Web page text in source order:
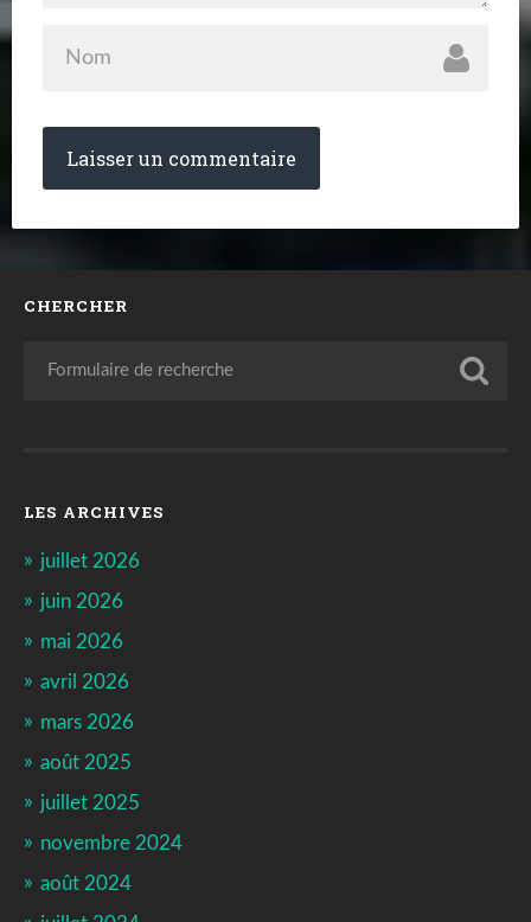
CHERCHER
LES ARCHIVES
juillet 2026
juin 2026
mai 2026
avril 2026
mars 2026
août 2025
juillet 2025
novembre 2024
août 2024